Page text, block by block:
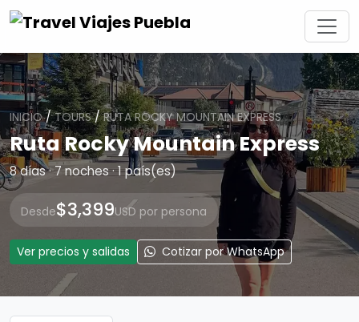
INICIO/TOURS/RUTA ROCKY MOUNTAIN EXPRESS
Ruta Rocky Mountain Express
8 días · 7 noches · 1 país(es)
Desde$3,399USD por persona
Ver precios y salidas Cotizar por WhatsApp